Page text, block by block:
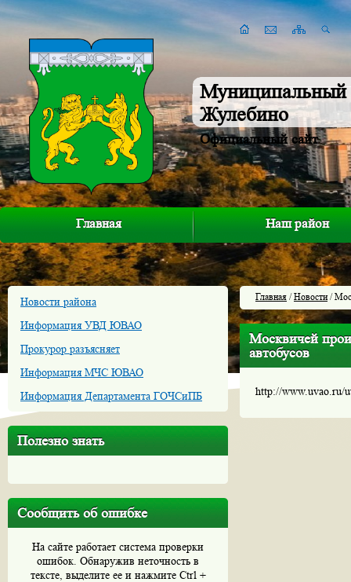
Муниципальный
Жулебино
Официальный сайт
Главная Наш район
Новости района
Информация УВД ЮВАО
Прокурор разъясняет
Информация МЧС ЮВАО
Информация Департамента ГОЧСиПБ
Полезно знать
Сообщить об ошибке
На сайте работает система проверки
ошибок. Обнаружив неточность в
тексте, выделите ее и нажмите Ctrl +
Главная /Новости/
Москвичей
автобусов
http://www.uvao.ru/